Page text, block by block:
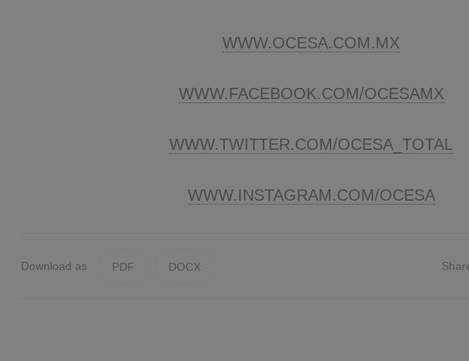
WWW.OCESA.COM.MX
WWW.FACEBOOK.COM/OCESAMX
WWW.TWITTER.COM/OCESA_TOTAL
WWW.INSTAGRAM.COM/OCESA
Download as PDF DOCX